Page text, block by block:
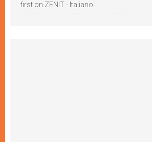
first on ZENIT - Italiano.